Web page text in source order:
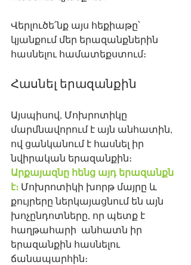
Վերլուծե՛նք այս հեքիաթը՝
կյանքում մեր երազանքներին
հասնելու համատեքստում։
Հասնել երազանքին
Այսպիսով, Մոխրոտիկը
մարմնավորում է այն անհատին,
ով ցանկանում է հասնել իր
նվիրական երազանքին։
Արքայազնը հենց այդ երազանքն
է։ Մոխրոտիկի խորթ մայրը և
քույրերը ներկայացնում են այն
խոչընդոտները, որ պետք է
հաղթահարի  անհատն իր
երազանքին հասնելու
ճանապարհին։